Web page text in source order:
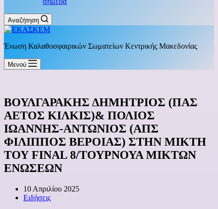
Αναζήτηση
Ένωση Καλαθοσφαιρικών Σωματείων Κεντρικής Μακεδονίας
Μενού
ΒΟΥΛΓΑΡΑΚΗΣ ΔΗΜΗΤΡΙΟΣ (ΠAΣ
ΑΕΤΟΣ ΚΙΛΚΙΣ)& ΠΟΛΙΟΣ
ΙΩΑΝΝΗΣ-ΑΝΤΩΝΙΟΣ (ΑΠΣ
ΦΙΛΙΠΠΟΣ ΒΕΡΟΙΑΣ) ΣΤΗΝ ΜΙΚΤΗ
ΤΟΥ FINAL 8/ΤΟΥΡΝΟΥΑ ΜΙΚΤΩΝ
ΕΝΩΣΕΩΝ
10 Απριλίου 2025
Ειδήσεις